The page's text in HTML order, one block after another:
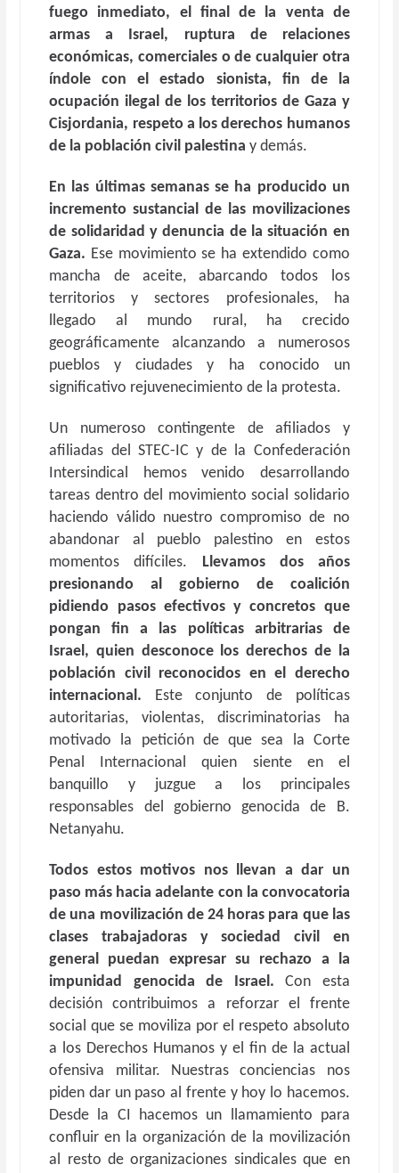
fuego inmediato, el final de la venta de
armas a Israel, ruptura de relaciones
económicas, comerciales o de cualquier otra
índole con el estado sionista, fin de la
ocupación ilegal de los territorios de Gaza y
Cisjordania, respeto a los derechos humanos
de la población civil palestina y demás.
En las últimas semanas se ha producido un
incremento sustancial de las movilizaciones
de solidaridad y denuncia de la situación en
Gaza. Ese movimiento se ha extendido como
mancha de aceite, abarcando todos los
territorios y sectores profesionales, ha
llegado al mundo rural, ha crecido
geográficamente alcanzando a numerosos
pueblos y ciudades y ha conocido un
significativo rejuvenecimiento de la protesta.
Un numeroso contingente de afiliados y
afiliadas del STEC-IC y de la Confederación
Intersindical hemos venido desarrollando
tareas dentro del movimiento social solidario
haciendo válido nuestro compromiso de no
abandonar al pueblo palestino en estos
momentos difíciles. Llevamos dos años
presionando al gobierno de coalición
pidiendo pasos efectivos y concretos que
pongan fin a las políticas arbitrarias de
Israel, quien desconoce los derechos de la
población civil reconocidos en el derecho
internacional. Este conjunto de políticas
autoritarias, violentas, discriminatorias ha
motivado la petición de que sea la Corte
Penal Internacional quien siente en el
banquillo y juzgue a los principales
responsables del gobierno genocida de B.
Netanyahu.
Todos estos motivos nos llevan a dar un
paso más hacia adelante con la convocatoria
de una movilización de 24 horas para que las
clases trabajadoras y sociedad civil en
general puedan expresar su rechazo a la
impunidad genocida de Israel. Con esta
decisión contribuimos a reforzar el frente
social que se moviliza por el respeto absoluto
a los Derechos Humanos y el fin de la actual
ofensiva militar. Nuestras conciencias nos
piden dar un paso al frente y hoy lo hacemos.
Desde la CI hacemos un llamamiento para
confluir en la organización de la movilización
al resto de organizaciones sindicales que en